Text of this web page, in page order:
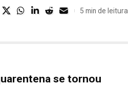
5 min de leitura
se tornou